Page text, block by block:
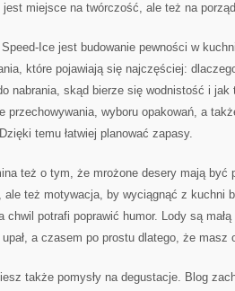
jest miejsce na twórczość, ale też na
Ice jest budowanie pewności w
które pojawiają się najczęściej:
nabrania, skąd bierze się wodnistość i
przechowywania, wyboru opakowań, a
temu łatwiej planować zapasy.
też o tym, że mrożone desery mają być
ale też motywacja, by wyciągnąć z kuchni
potrafi poprawić humor. Lody są
a czasem po prostu dlatego, że masz
także pomysły na degustacje. Blog